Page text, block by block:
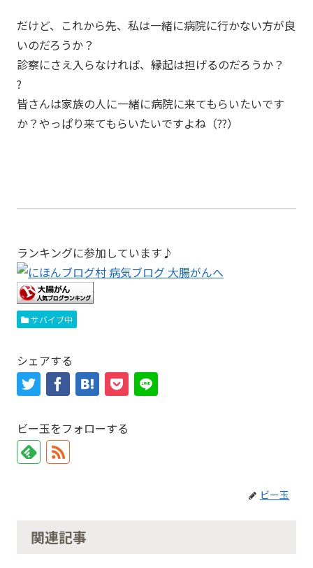
だけど、これから先、私は一緒に病院に行かない方が良
いのだろうか？
診察にさえ入らなければ、縁起は担げるのだろうか？
?
皆さんは家族の人に一緒に病院に来てもらいたいです
か？やっぱり来てもらいたいですよね（??）
ランキングに参加しています♪
サバイブ中
シェアする
ビー玉をフォローする
ビー玉
関連記事